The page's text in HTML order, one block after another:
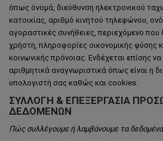
όπως όνομά, διεύθυνση ηλεκτρονικού
κατοικίας, αριθμό κινητού τηλεφώνου,
αγοραστικές συνήθειες, περιεχόμενο που
χρήστη, πληροφορίες οικονομικής φύσης
κοινωνικής πρόνοιας. Ενδέχεται επίσης
αριθμητικά αναγνωριστικά όπως είναι η
υπολογιστή σας καθώς και cookies.
ΣΥΛΛΟΓΉ & ΕΠΕΞΕΡΓΑΣΊΑ
ΔΕΔΟΜΈΝΩΝ
Πώς συλλέγουμε ή λαμβάνουμε τα